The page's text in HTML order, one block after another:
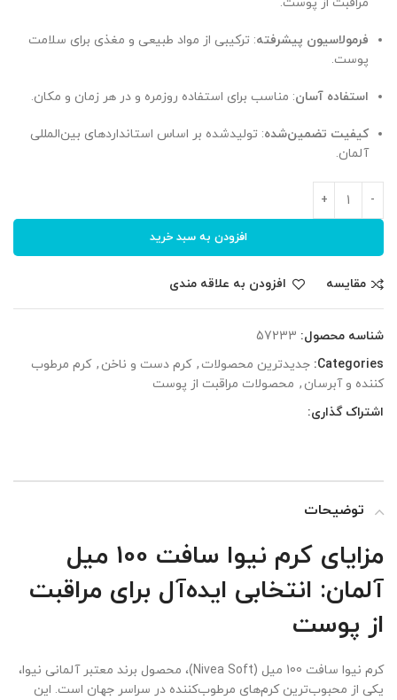
فرمولاسیون پیشرفته: ترکیبی از مواد طبیعی و مغذی برای سلامت
پوست.
استفاده آسان: مناسب برای استفاده روزمره و در هر زمان و مکان.
کیفیت تضمین‌شده: تولیدشده بر اساس استانداردهای بین‌المللی
آلمان.
افزودن به سبد خرید
مقایسه افزودن به علاقه مندی
شناسه محصول: 57233
Categories: جدیدترین محصولات , کرم دست و ناخن , کرم مرطوب
کننده و آبرسان , محصولات مراقبت از پوست
اشتراک گذاری:
توضیحات
مزایای کرم نیوا سافت 100 میل
آلمان: انتخابی ایده‌آل برای مراقبت
از پوست
کرم نیوا سافت 100 میل (Nivea Soft)، محصول برند معتبر آلمانی نیوا،
یکی از محبوب‌ترین کرم‌های مرطوب‌کننده در سراسر جهان است. این